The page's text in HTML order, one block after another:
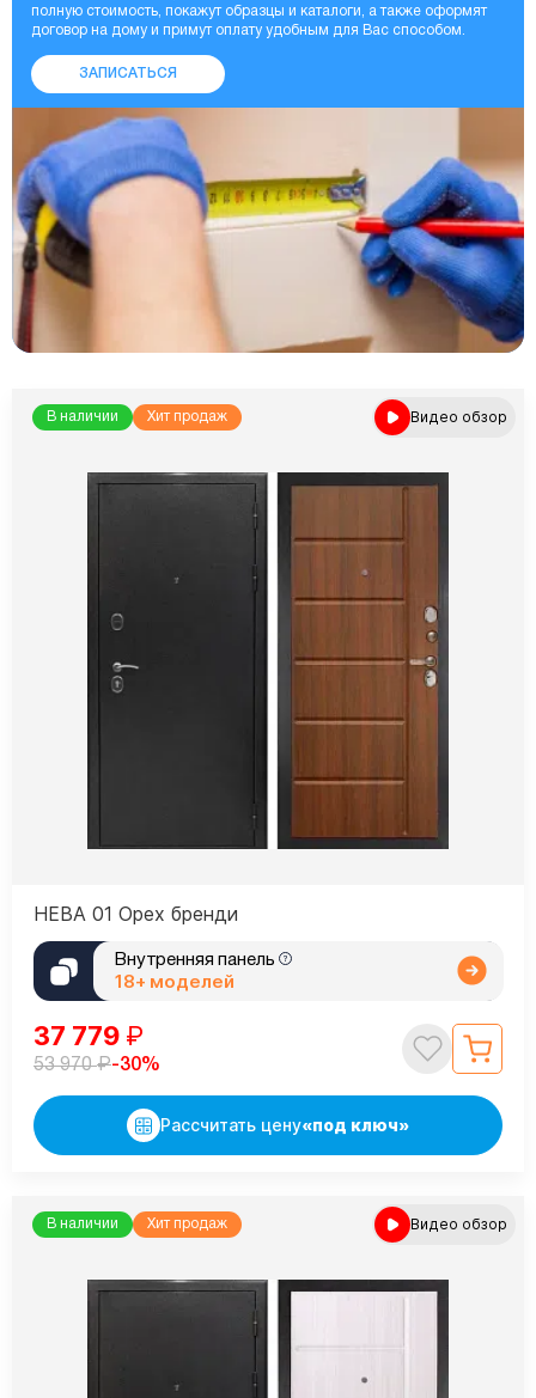
полную стоимость, покажут образцы и каталоги, а также оформят
договор на дому и примут оплату удобным для Вас способом.
ЗАПИСАТЬСЯ
В наличии Хит продаж Видео обзор
НЕВА 01 Орех бренди
Внутренняя панель
18+ моделей
37 779 ₽
53 970₽-30%
Рассчитать цену«под ключ»
В наличии Хит продаж Видео обзор